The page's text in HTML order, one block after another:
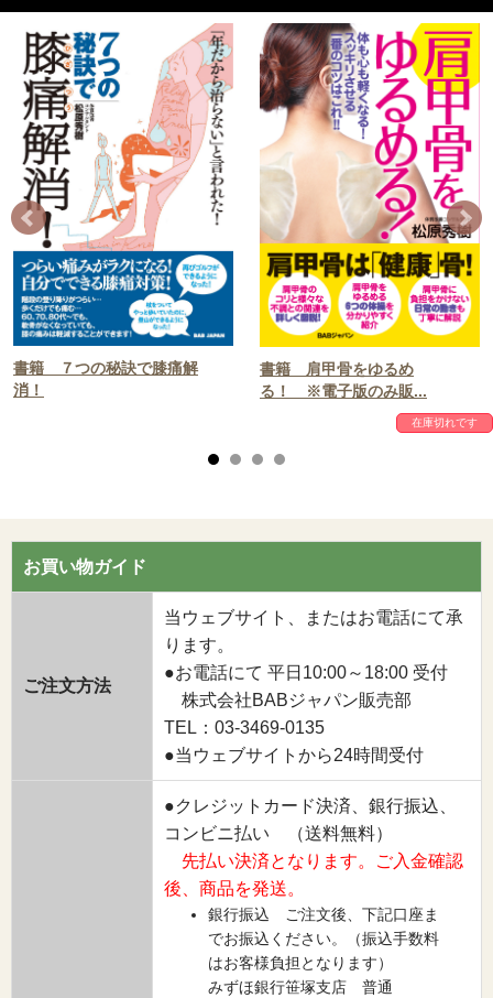
書籍 ７つの秘訣で膝痛解
消！
書籍 肩甲骨をゆるめ
る！ ※電子版のみ販...
在庫切れです
お買い物ガイド
ご注文方法
当ウェブサイト、またはお電話にて承
ります。
●お電話にて 平日10:00～18:00 受付
株式会社BABジャパン販売部
TEL：03-3469-0135
●当ウェブサイトから24時間受付
●クレジットカード決済、銀行振込、
コンビニ払い （送料無料）
先払い決済となります。ご入金確認
後、商品を発送。
銀行振込 ご注文後、下記口座ま
でお振込ください。（振込手数料
はお客様負担となります）
みずほ銀行笹塚支店 普通